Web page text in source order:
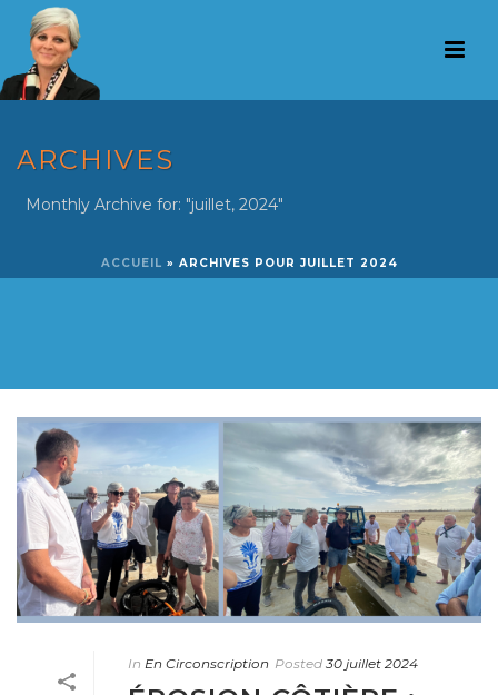
ARCHIVES
Monthly Archive for: "juillet, 2024"
ACCUEIL » ARCHIVES POUR JUILLET 2024
In En Circonscription Posted 30 juillet 2024